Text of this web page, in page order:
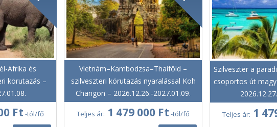
Afrika és
körutazás –
Ft -tól/fő
Vietnám–Kambodzsa–Thaiföld –
szilveszteri körutazás nyaralással Koh
Changon – 2026.12.26.-2027.01.09.
Teljes ár: 1 479 000 Ft -tól/fő
Szilveszter a
csoportos út
Teljes ár: 1